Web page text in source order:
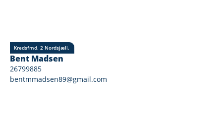
Kredsfmd. 2 Nordsjæll.
Bent Madsen
26799885
bentmmadsen89@gmail.com